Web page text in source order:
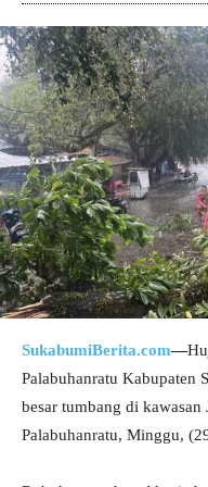
SukabumiBerita.com—
Palabuhanratu Kabupaten
besar tumbang di kawasan
Palabuhanratu, Minggu,